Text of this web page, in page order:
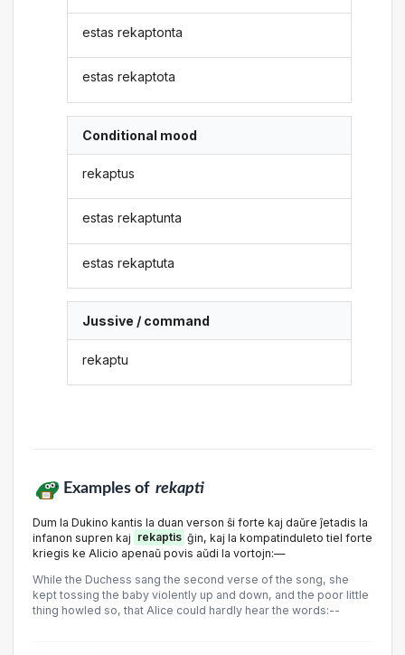
estas rekaptonta
estas rekaptota
Conditional mood
rekaptus
estas rekaptunta
estas rekaptuta
Jussive / command
rekaptu
Examples of rekapti
Dum la Dukino kantis la duan verson ŝi forte kaj daŭre ĵetadis la
infanon supren kaj rekaptis ĝin, kaj la kompatinduleto tiel forte
kriegis ke Alicio apenaŭ povis aŭdi la vortojn:—
While the Duchess sang the second verse of the song, she
kept tossing the baby violently up and down, and the poor little
thing howled so, that Alice could hardly hear the words:--